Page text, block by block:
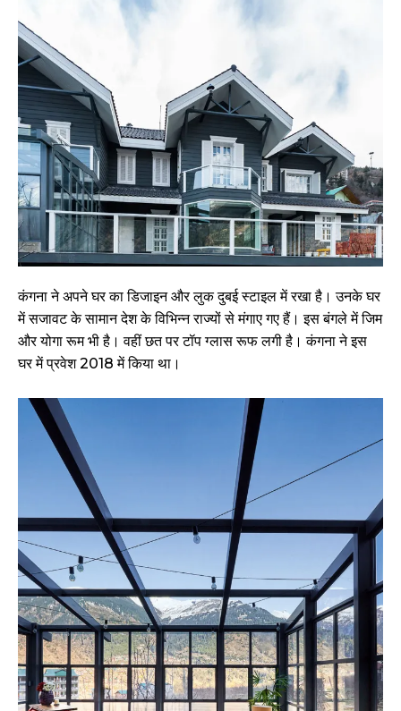
कंगना ने अपने घर का डिजाइन और लुक दुबई स्टाइल में रखा है। उनके घर
में सजावट के सामान देश के विभिन्न राज्यों से मंगाए गए हैं। इस बंगले में जिम
और योगा रूम भी है। वहीं छत पर टॉप ग्लास रूफ लगी है। कंगना ने इस
घर में प्रवेश 2018 में किया था।